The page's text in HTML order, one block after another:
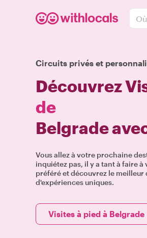
Circuits privés et
Découvrez
de
Belgrade
Vous allez à votre prochaine
inquiétez pas, il y a tant à faire
préféré et découvrez le
d'expériences uniques.
Visites à pied à Belgrade